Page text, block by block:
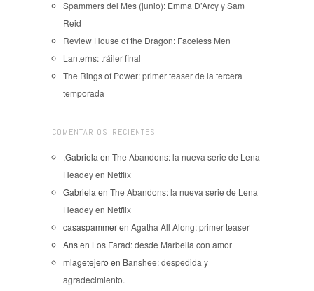
Spammers del Mes (junio): Emma D’Arcy y Sam
Reid
Review House of the Dragon: Faceless Men
Lanterns: tráiler final
The Rings of Power: primer teaser de la tercera
temporada
COMENTARIOS RECIENTES
.Gabriela en The Abandons: la nueva serie de Lena
Headey en Netflix
Gabriela en The Abandons: la nueva serie de Lena
Headey en Netflix
casaspammeren Agatha All Along: primer teaser
Ansen Los Farad: desde Marbella con amor
mlagetejero en Banshee: despedida y
agradecimiento.